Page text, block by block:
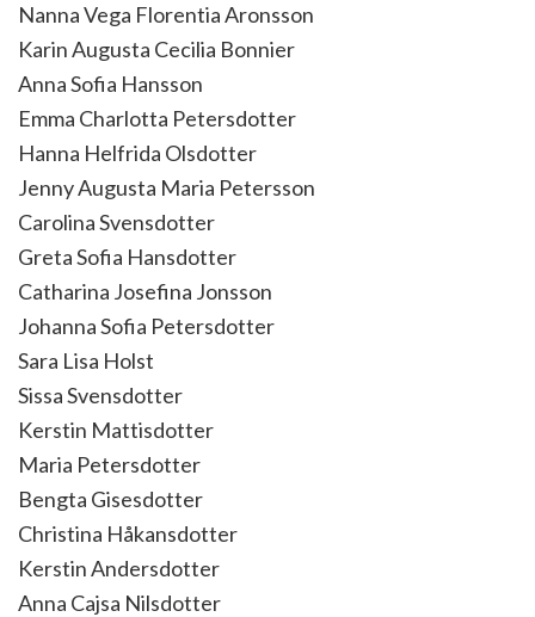
Nanna Vega Florentia Aronsson
Karin Augusta Cecilia Bonnier
Anna Sofia Hansson
Emma Charlotta Petersdotter
Hanna Helfrida Olsdotter
Jenny Augusta Maria Petersson
Carolina Svensdotter
Greta Sofia Hansdotter
Catharina Josefina Jonsson
Johanna Sofia Petersdotter
Sara Lisa Holst
Sissa Svensdotter
Kerstin Mattisdotter
Maria Petersdotter
Bengta Gisesdotter
Christina Håkansdotter
Kerstin Andersdotter
Anna Cajsa Nilsdotter